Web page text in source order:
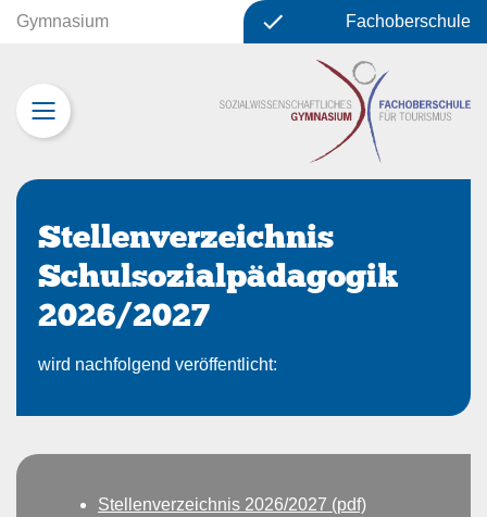
Gymnasium Fachoberschule
Stellenverzeichnis
Schulsozialpädagogik
2026/2027
wird nachfolgend veröffentlicht:
Stellenverzeichnis 2026/2027 (pdf)